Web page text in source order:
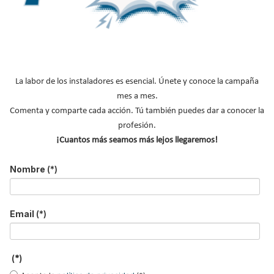
Acepto lapolítica de privacidad
Enviar
LO MÁS VISTO
El precio del pellet vuelve a subir…
La labor de los instaladores es esencial. Únete y conoce la campaña
mes a mes.
Comenta y comparte cada acción. Tú también puedes dar a conocer la
profesión.
¡Cuantos más seamos más lejos llegaremos!
Nombre (*)
Email (*)
(*)